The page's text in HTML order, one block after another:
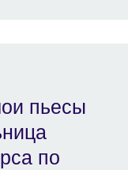
пьесы
по